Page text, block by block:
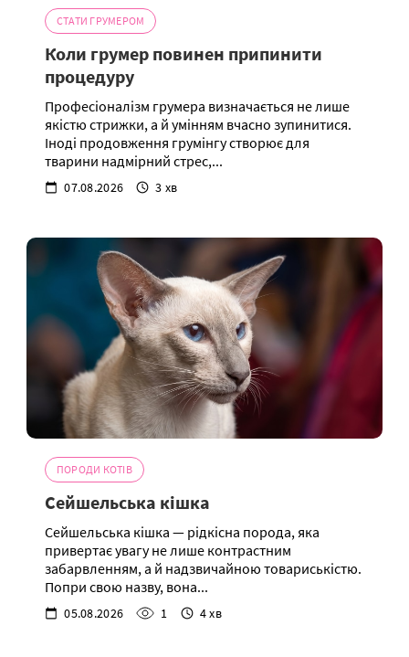
СТАТИ ГРУМЕРОМ
Коли грумер повинен припинити
процедуру
Професіоналізм грумера визначається не лише
якістю стрижки, а й умінням вчасно зупинитися.
Іноді продовження грумінгу створює для
тварини надмірний стрес,...
07.08.2026 3 хв
ПОРОДИ КОТІВ
Сейшельська кішка
Сейшельська кішка — рідкісна порода, яка
привертає увагу не лише контрастним
забарвленням, а й надзвичайною товариськістю.
Попри свою назву, вона...
05.08.2026 1 4 хв